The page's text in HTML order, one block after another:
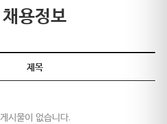
채용정보
제목
게시물이 없습니다.